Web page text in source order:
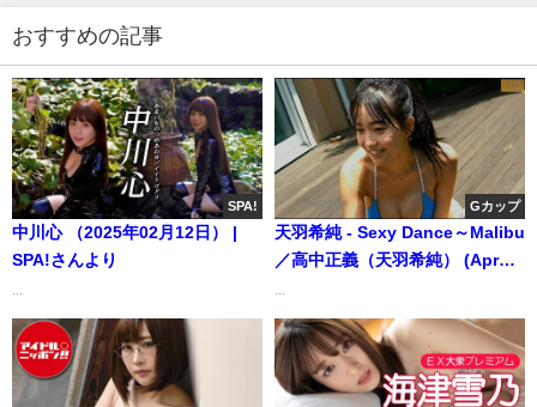
おすすめの記事
SPA!
中川心 （2025年02月12日） |
SPA!さんより
Gカップ
天羽希純 - Sexy Dance～Malibu
／高中正義（天羽希純） (Apr
チューブさんより